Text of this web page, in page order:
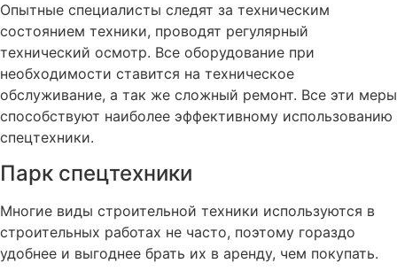
Опытные специалисты следят за техническим
состоянием техники, проводят регулярный
технический осмотр. Все оборудование при
необходимости ставится на техническое
обслуживание, а так же сложный ремонт. Все эти меры
способствуют наиболее эффективному использованию
спецтехники.
Парк спецтехники
Многие виды строительной техники используются в
строительных работах не часто, поэтому гораздо
удобнее и выгоднее брать их в аренду, чем покупать.